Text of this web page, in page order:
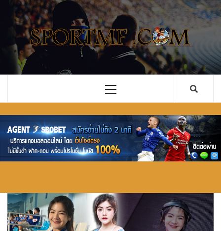
content
รวม ข่าว
ฟุตบอล
อัพเดตใหม่
ทั้งไทย และ
ต่างประเทศ
เว็บไซต์ ข่าวสารในวงการกีฬาลูกหนัง ทั้งไทยและ
ต่างประเทศ ที่จะคอยอัพเดตข่าวลือ ข่าวด่วน การ
ซื้อขายนักเตะ คอบอลอย่างคุณไม่ควรพลาด
Primary
Menu